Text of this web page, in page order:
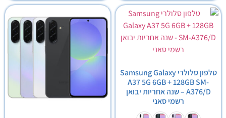
טלפון סלולרי Samsung Galaxy
A37 5G 6GB + 128GB SM-
A376/D – שנה אחריות יבואן
רשמי סאני